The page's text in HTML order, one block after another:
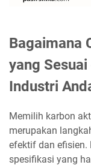
Bagaimana
yang
Industri
Memilih karbon
merupakan
efektif dan efisien.
spesifikasi yang